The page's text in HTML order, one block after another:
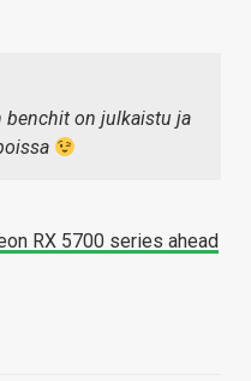
benchit on julkaistu ja
RX 5700 series ahead